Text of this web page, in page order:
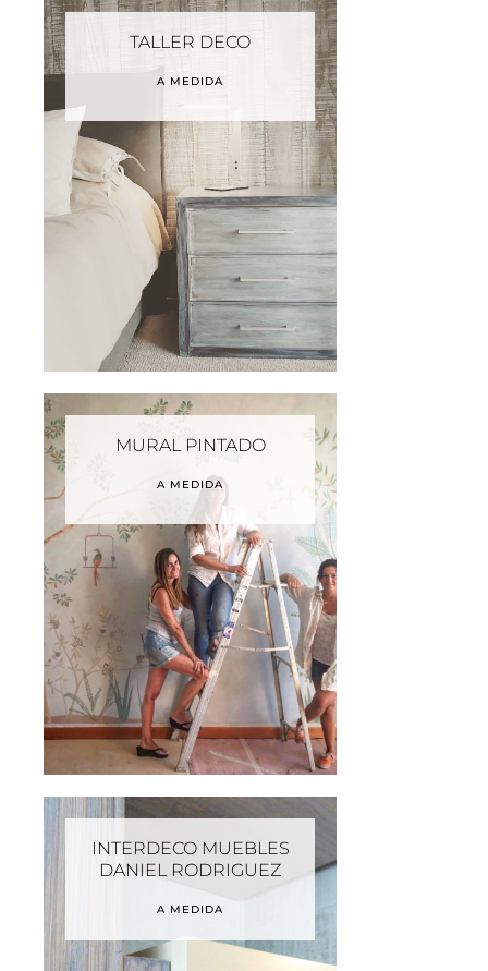
TALLER DECO
A MEDIDA
MURAL PINTADO
A MEDIDA
INTERDECO MUEBLES
DANIEL RODRIGUEZ
A MEDIDA